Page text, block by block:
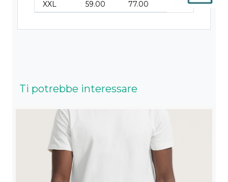
XXL
59.00 77.00
Ti potrebbe interessare